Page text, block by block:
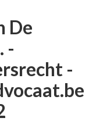
De
-
-